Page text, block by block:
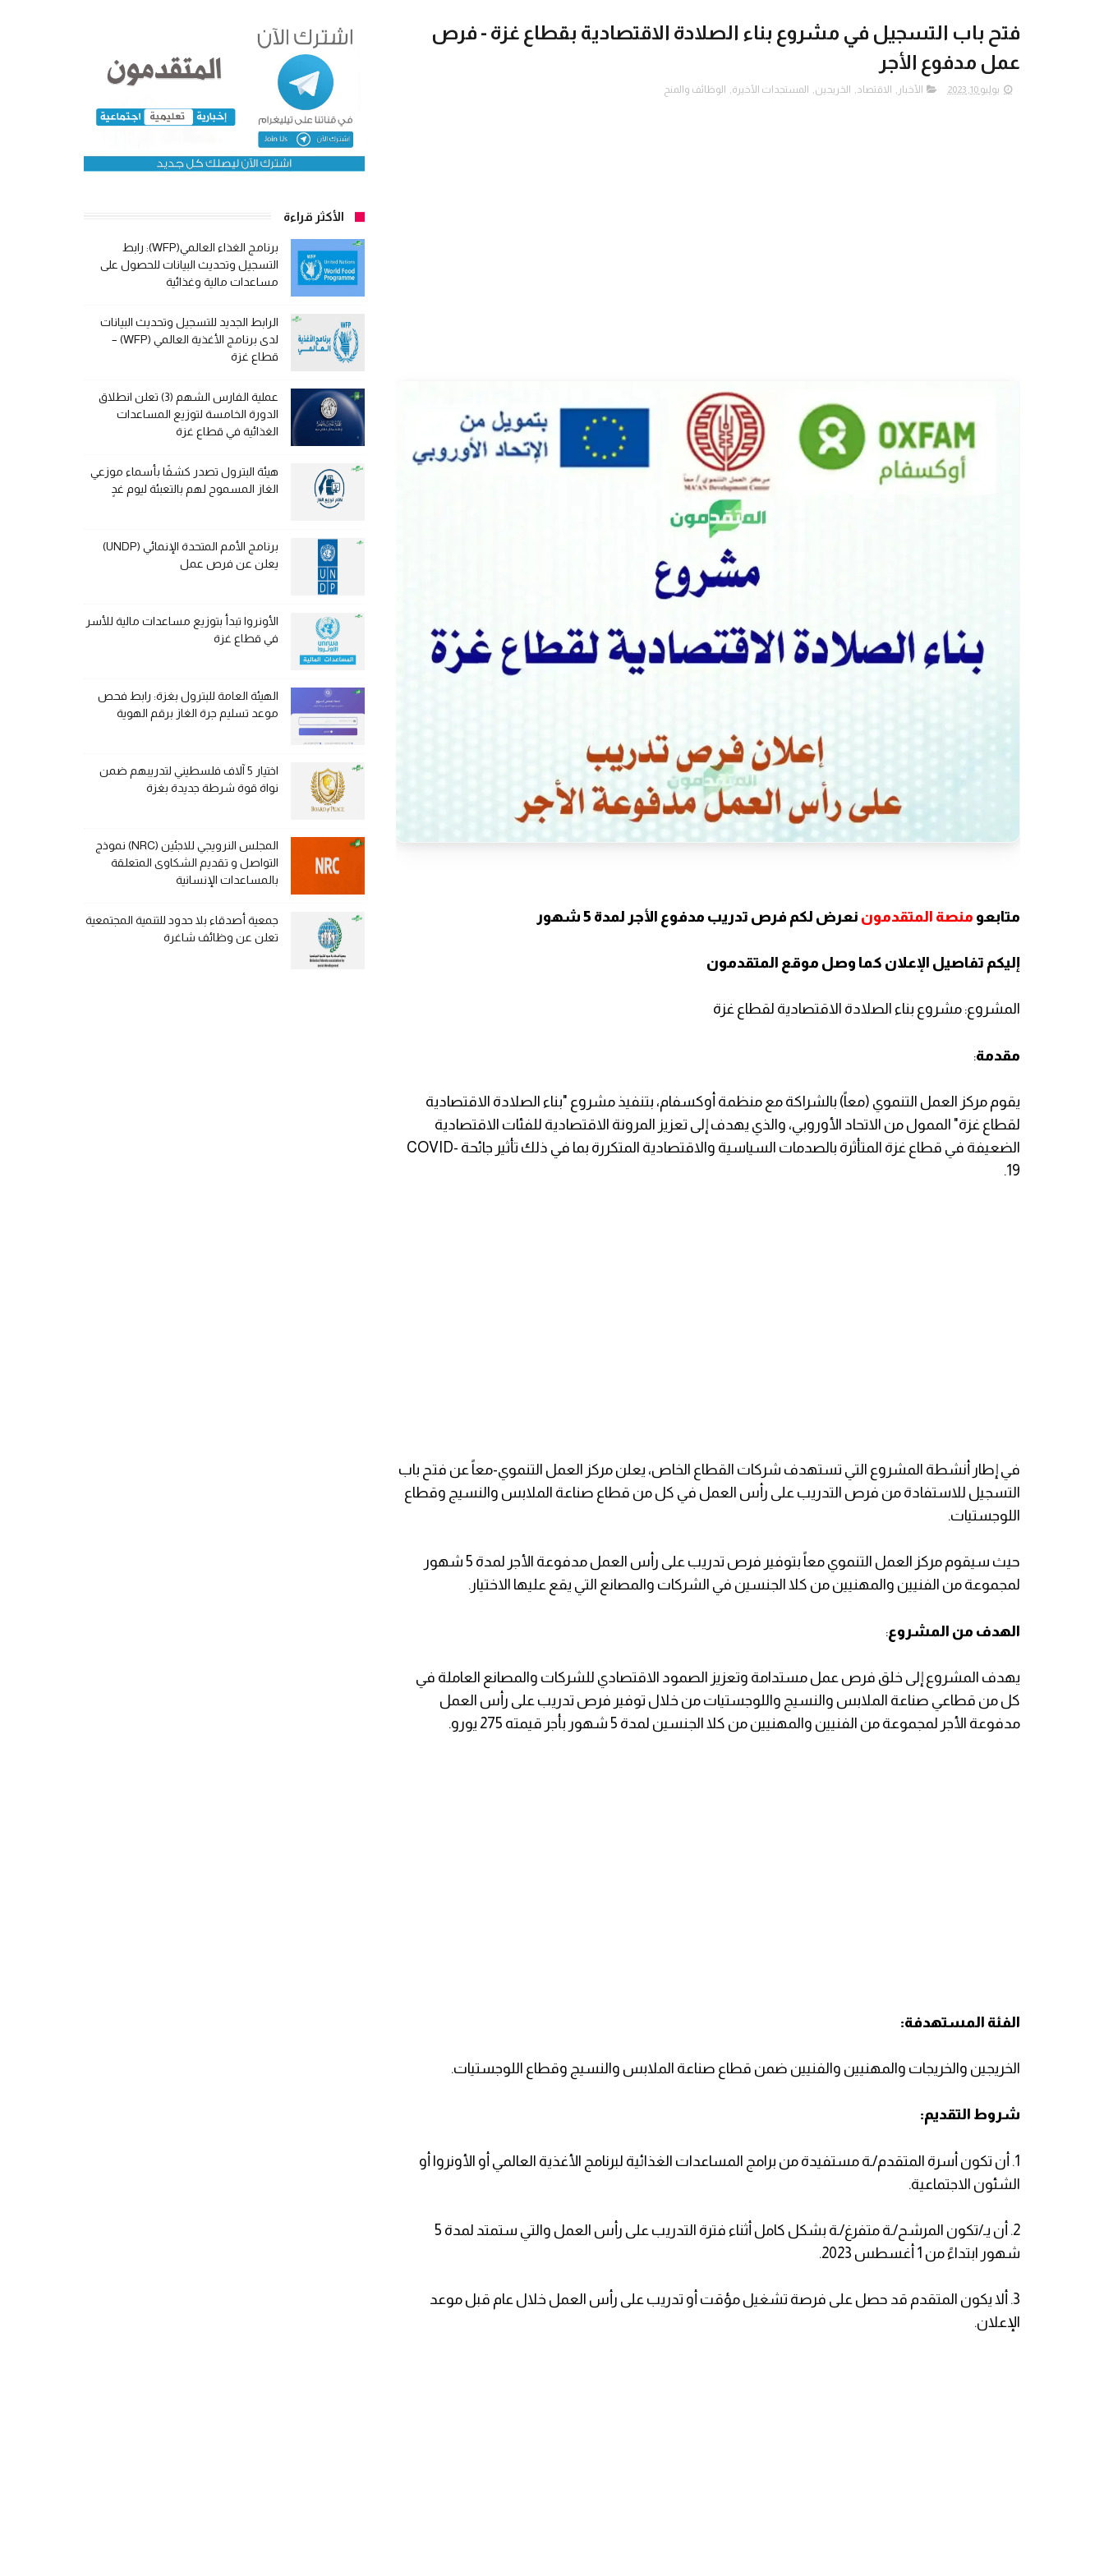
فتح باب التسجيل في مشروع بناء الصلادة الاقتصادية بقطاع غزة - فرص
عمل مدفوع الأجر
يوليو 10, 2023 الأخبار , الاقتصاد, الخريجين, المستجدات الأخيرة, الوظائف والمنح
متابعو منصة المتقدمون نعرض لكم فرص تدريب مدفوع الأجر لمدة 5 شهور
إليكم تفاصيل الإعلان كما وصل موقع المتقدمون
المشروع: مشروع بناء الصلادة الاقتصادية لقطاع غزة
مقدمة:
يقوم مركز العمل التنموي (معاً) بالشراكة مع منظمة أوكسفام، بتنفيذ مشروع "بناء الصلادة الاقتصادية
لقطاع غزة" الممول من الاتحاد الأوروبي، والذي يهدف إلى تعزيز المرونة الاقتصادية للفئات الاقتصادية
الضعيفة في قطاع غزة المتأثرة بالصدمات السياسية والاقتصادية المتكررة بما في ذلك تأثير جائحة COVID-
19.
في إطار أنشطة المشروع التي تستهدف شركات القطاع الخاص، يعلن مركز العمل التنموي-معاً عن فتح باب
التسجيل للاستفادة من فرص التدريب على رأس العمل في كل من قطاع صناعة الملابس والنسيج وقطاع
اللوجستيات.
حيث سيقوم مركز العمل التنموي معاً بتوفير فرص تدريب على رأس العمل مدفوعة الأجر لمدة 5 شهور
لمجموعة من الفنيين والمهنيين من كلا الجنسين في الشركات والمصانع التي يقع عليها الاختيار.
الهدف من المشروع:
يهدف المشروع إلى خلق فرص عمل مستدامة وتعزيز الصمود الاقتصادي للشركات والمصانع العاملة في
كل من قطاعي صناعة الملابس والنسيج واللوجستيات من خلال توفير فرص تدريب على رأس العمل
مدفوعة الأجر لمجموعة من الفنيين والمهنيين من كلا الجنسين لمدة 5 شهور بأجر قيمته 275 يورو.
الفئة المستهدفة:
الخريجين والخريجات والمهنيين والفنيين ضمن قطاع صناعة الملابس والنسيج وقطاع اللوجستيات.
شروط التقديم:
1. أن تكون أسرة المتقدم/ـة مستفيدة من برامج المساعدات الغذائية لبرنامج الأغذية العالمي أو الأونروا أو
الشئون الاجتماعية.
2. أن يـ/تكون المرشح/ـة متفرغ/ـة بشكل كامل أثناء فترة التدريب على رأس العمل والتي ستمتد لمدة 5
شهور ابتداءً من 1 أغسطس 2023.
3. ألا يكون المتقدم قد حصل على فرصة تشغيل مؤقت أو تدريب على رأس العمل خلال عام قبل موعد
الإعلان.
الأكثر قراءة
برنامج الغذاء العالمي(WFP): رابط
التسجيل وتحديث البيانات للحصول على
مساعدات مالية وغذائية
الرابط الجديد للتسجيل وتحديث البيانات
لدى برنامج الأغذية العالمي (WFP) –
قطاع غزة
عملية الفارس الشهم (3) تعلن انطلاق
الدورة الخامسة لتوزيع المساعدات
الغذائية في قطاع غزة
هيئة البترول تصدر كشفًا بأسماء موزعي
الغاز المسموح لهم بالتعبئة ليوم غدٍ
برنامج الأمم المتحدة الإنمائي (UNDP)
يعلن عن فرص عمل
الأونروا تبدأ بتوزيع مساعدات مالية للأسر
في قطاع غزة
الهيئة العامة للبترول بغزة: رابط فحص
موعد تسليم جرة الغاز برقم الهوية
اختيار 5 آلاف فلسطيني لتدريبهم ضمن
نواة قوة شرطة جديدة بغزة
المجلس النرويجي للاجئين (NRC) نموذج
التواصل و تقديم الشكاوى المتعلقة
بالمساعدات الإنسانية
جمعية أصدقاء بلا حدود للتنمية المجتمعية
تعلن عن وظائف شاغرة